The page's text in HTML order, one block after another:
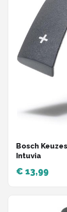
Bosch
Intuvia
€ 13,99